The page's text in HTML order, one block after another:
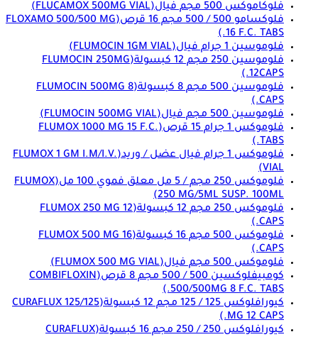
فلوكاموكس 500 مجم فيال
(FLUCAMOX 500MG VIAL)
فلوكسامو 500 / 500 مجم 16 قرص
(FLOXAMO 500/500 MG
16 F.C. TABS.)
فلوموسين 1 جرام فيال
(FLUMOCIN 1GM VIAL)
فلوموسين 250 مجم 12 كبسولة
(FLUMOCIN 250MG
12CAPS.)
فلوموسين 500 مجم 8 كبسولة
(FLUMOCIN 500MG 8
CAPS.)
فلوموسين 500 مجم فيال
(FLUMOCIN 500MG VIAL)
فلوموكس 1 جرام 15 قرص
(FLUMOX 1000 MG 15 F.C.
TABS.)
فلوموكس 1 جرام فيال عضل / وريد
(FLUMOX 1 GM I.M/I.V.
VIAL)
فلوموكس 250 مجم / 5 مل معلق فموي 100 مل
(FLUMOX
250 MG/5ML SUSP. 100ML)
فلوموكس 250 مجم 12 كبسولة
(FLUMOX 250 MG 12
CAPS.)
فلوموكس 500 مجم 16 كبسولة
(FLUMOX 500 MG 16
CAPS.)
فلوموكس 500 مجم فيال
(FLUMOX 500 MG VIAL)
كومبيفلوكسين 500 / 500 مجم 8 قرص
(COMBIFLOXIN
500/500MG 8 F.C. TABS.)
كيورافلوكس 125 / 125 مجم 12 كبسولة
(CURAFLUX 125/125
MG 12 CAPS.)
كيورافلوكس 250 / 250 مجم 16 كبسولة
(CURAFLUX